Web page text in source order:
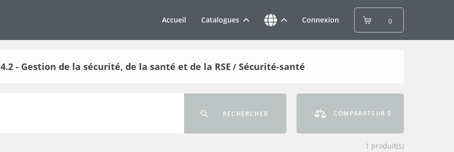
Accueil Catalogues Connexion 0
4.2 - Gestion de la sécurité, de la santé et de la RSE / Sécurité-santé
RECHERCHER COMPARATEUR0
1 produit(s)